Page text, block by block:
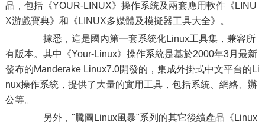
品，包括《YOUR-LINUX》操作系統及兩套應用軟件《LINU
X游戲寶典》和《LINUX多媒體及模擬器工具大全》。
據悉，這是國內第一套系統化Linux工具集，兼容所
有版本。其中《Your-Linux》操作系統是基於2000年3月最新
發布的Manderake Linux7.0開發的，集成外掛式中文平台的Li
nux操作系統，提供了大量的實用工具，包括系統、網絡、辦
公等。
另外，"騰圖Linux風暴"系列的其它後續產品《Linux